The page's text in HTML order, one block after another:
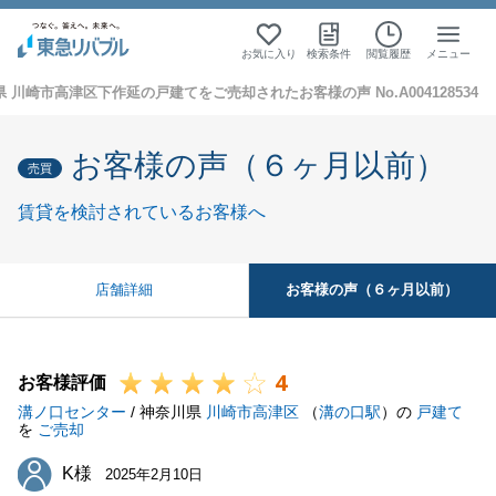
お気に入り 検索条件 閲覧履歴 メニュー
川崎市高津区下作延の戸建てをご売却されたお客様の声 No.A004128534
売買 お客様の声（６ヶ月以前）
賃貸を検討されているお客様へ
店舗詳細 お客様の声（６ヶ月以前）
お客様評価 4
溝ノ口センター / 神奈川県 川崎市高津区 （溝の口駅）の 戸建て
を ご売却
K様
K様 2025年2月10日